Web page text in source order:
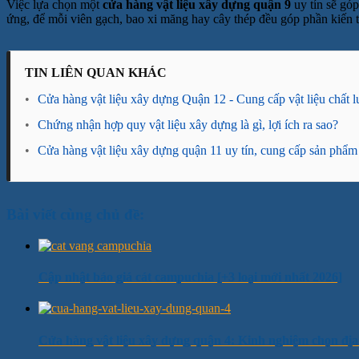
Việc lựa chọn một cửa hàng vật liệu xây dựng quận 9 uy tín sẽ
ứng, để mỗi viên gạch, bao xi măng hay cây thép đều góp phần
TIN LIÊN QUAN KHÁC
•
Cửa hàng vật liệu xây dựng Quận 12 - Cung cấp vật liệu chất
•
Chứng nhận hợp quy vật liệu xây dựng là gì, lợi ích ra sao?
•
Cửa hàng vật liệu xây dựng quận 11 uy tín, cung cấp sản